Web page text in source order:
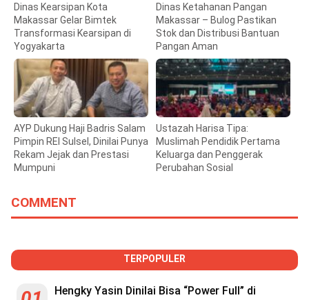
Dinas Kearsipan Kota
Makassar Gelar Bimtek
Transformasi Kearsipan di
Yogyakarta
Dinas Ketahanan Pangan
Makassar – Bulog Pastikan
Stok dan Distribusi Bantuan
Pangan Aman
AYP Dukung Haji Badris Salam
Pimpin REI Sulsel, Dinilai Punya
Rekam Jejak dan Prestasi
Mumpuni
Ustazah Harisa Tipa:
Muslimah Pendidik Pertama
Keluarga dan Penggerak
Perubahan Sosial
COMMENT
TERPOPULER
Hengky Yasin Dinilai Bisa “Power Full” di